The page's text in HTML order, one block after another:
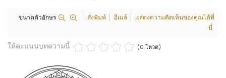
ขนาดตัวอักษร สั่งพิมพ์ อีเมล์
แสดงความคิดเห็นของคุณได้ที่
นี่
ให้คะแนนบทความนี้ (0 โหวต)